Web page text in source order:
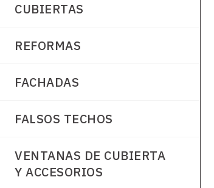
CUBIERTAS
REFORMAS
FACHADAS
FALSOS TECHOS
VENTANAS DE CUBIERTA
Y ACCESORIOS